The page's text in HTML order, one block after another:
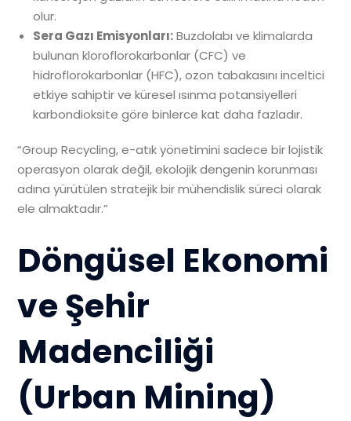
olur.
Sera Gazı Emisyonları:Buzdolabı ve klimalarda
bulunan kloroflorokarbonlar (CFC) ve
hidroflorokarbonlar (HFC), ozon tabakasını inceltici
etkiye sahiptir ve küresel ısınma potansiyelleri
karbondioksite göre binlerce kat daha fazladır.
“Group Recycling, e-atık yönetimini sadece bir lojistik
operasyon olarak değil, ekolojik dengenin korunması
adına yürütülen stratejik bir mühendislik süreci olarak
ele almaktadır.”
Döngüsel Ekonomi
ve Şehir
Madenciliği
(Urban Mining)